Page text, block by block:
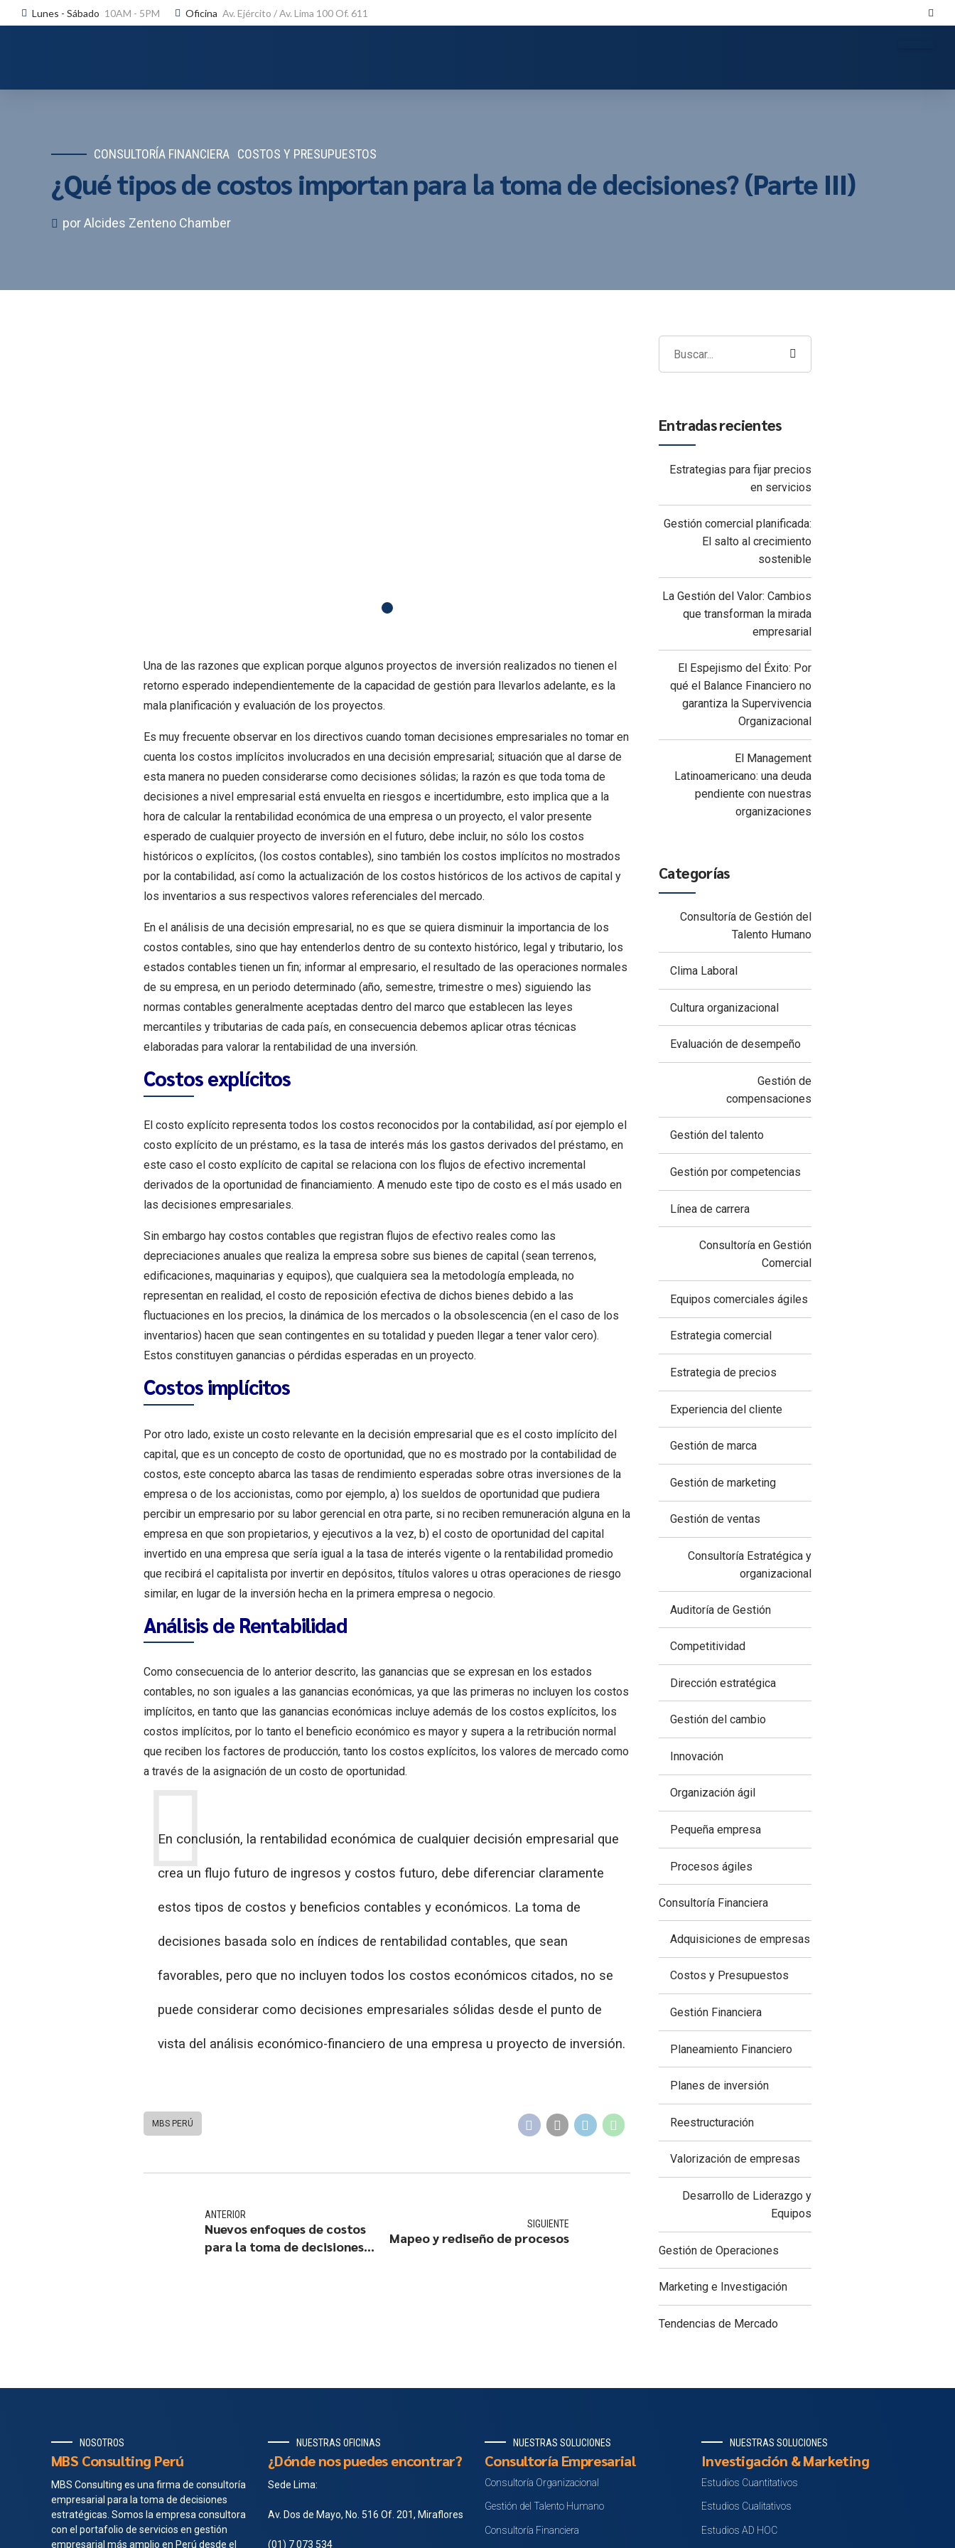
Lunes - Sábado 10AM - 5PM Oficina Av. Ejército / Av. Lima 100 Of. 611
CONSULTORÍA FINANCIERA COSTOS Y PRESUPUESTOS
¿Qué tipos de costos importan para la toma de decisiones? (Parte III)
por Alcides Zenteno Chamber
Una de las razones que explican porque algunos proyectos de inversión realizados no tienen el
retorno esperado independientemente de la capacidad de gestión para llevarlos adelante, es la
mala planificación y evaluación de los proyectos.
Es muy frecuente observar en los directivos cuando toman decisiones empresariales no tomar en
cuenta los costos implícitos involucrados en una decisión empresarial; situación que al darse de
esta manera no pueden considerarse como decisiones sólidas; la razón es que toda toma de
decisiones a nivel empresarial está envuelta en riesgos e incertidumbre, esto implica que a la
hora de calcular la rentabilidad económica de una empresa o un proyecto, el valor presente
esperado de cualquier proyecto de inversión en el futuro, debe incluir, no sólo los costos
históricos o explícitos, (los costos contables), sino también los costos implícitos no mostrados
por la contabilidad, así como la actualización de los costos históricos de los activos de capital y
los inventarios a sus respectivos valores referenciales del mercado.
En el análisis de una decisión empresarial, no es que se quiera disminuir la importancia de los
costos contables, sino que hay entenderlos dentro de su contexto histórico, legal y tributario, los
estados contables tienen un fin; informar al empresario, el resultado de las operaciones normales
de su empresa, en un periodo determinado (año, semestre, trimestre o mes) siguiendo las
normas contables generalmente aceptadas dentro del marco que establecen las leyes
mercantiles y tributarias de cada país, en consecuencia debemos aplicar otras técnicas
elaboradas para valorar la rentabilidad de una inversión.
Costos explícitos
El costo explícito representa todos los costos reconocidos por la contabilidad, así por ejemplo el
costo explícito de un préstamo, es la tasa de interés más los gastos derivados del préstamo, en
este caso el costo explícito de capital se relaciona con los flujos de efectivo incremental
derivados de la oportunidad de financiamiento. A menudo este tipo de costo es el más usado en
las decisiones empresariales.
Sin embargo hay costos contables que registran flujos de efectivo reales como las
depreciaciones anuales que realiza la empresa sobre sus bienes de capital (sean terrenos,
edificaciones, maquinarias y equipos), que cualquiera sea la metodología empleada, no
representan en realidad, el costo de reposición efectiva de dichos bienes debido a las
fluctuaciones en los precios, la dinámica de los mercados o la obsolescencia (en el caso de los
inventarios) hacen que sean contingentes en su totalidad y pueden llegar a tener valor cero).
Estos constituyen ganancias o pérdidas esperadas en un proyecto.
Costos implícitos
Por otro lado, existe un costo relevante en la decisión empresarial que es el costo implícito del
capital, que es un concepto de costo de oportunidad, que no es mostrado por la contabilidad de
costos, este concepto abarca las tasas de rendimiento esperadas sobre otras inversiones de la
empresa o de los accionistas, como por ejemplo, a) los sueldos de oportunidad que pudiera
percibir un empresario por su labor gerencial en otra parte, si no reciben remuneración alguna en la
empresa en que son propietarios, y ejecutivos a la vez, b) el costo de oportunidad del capital
invertido en una empresa que sería igual a la tasa de interés vigente o la rentabilidad promedio
que recibirá el capitalista por invertir en depósitos, títulos valores u otras operaciones de riesgo
similar, en lugar de la inversión hecha en la primera empresa o negocio.
Análisis de Rentabilidad
Como consecuencia de lo anterior descrito, las ganancias que se expresan en los estados
contables, no son iguales a las ganancias económicas, ya que las primeras no incluyen los costos
implícitos, en tanto que las ganancias económicas incluye además de los costos explícitos, los
costos implícitos, por lo tanto el beneficio económico es mayor y supera a la retribución normal
que reciben los factores de producción, tanto los costos explícitos, los valores de mercado como
a través de la asignación de un costo de oportunidad.
En conclusión, la rentabilidad económica de cualquier decisión empresarial que
crea un flujo futuro de ingresos y costos futuro, debe diferenciar claramente
estos tipos de costos y beneficios contables y económicos. La toma de
decisiones basada solo en índices de rentabilidad contables, que sean
favorables, pero que no incluyen todos los costos económicos citados, no se
puede considerar como decisiones empresariales sólidas desde el punto de
vista del análisis económico-financiero de una empresa u proyecto de inversión.
MBS PERÚ
ANTERIOR
Nuevos enfoques de costos
para la toma de decisiones
SIGUIENTE
Mapeo y rediseño de procesos
Entradas recientes
Estrategias para fijar precios
en servicios
Gestión comercial planificada:
El salto al crecimiento
sostenible
La Gestión del Valor: Cambios
que transforman la mirada
empresarial
El Espejismo del Éxito: Por
qué el Balance Financiero no
garantiza la Supervivencia
Organizacional
El Management
Latinoamericano: una deuda
pendiente con nuestras
organizaciones
Categorías
Consultoría de Gestión del
Talento Humano
Clima Laboral
Cultura organizacional
Evaluación de desempeño
Gestión de
compensaciones
Gestión del talento
Gestión por competencias
Línea de carrera
Consultoría en Gestión
Comercial
Equipos comerciales ágiles
Estrategia comercial
Estrategia de precios
Experiencia del cliente
Gestión de marca
Gestión de marketing
Gestión de ventas
Consultoría Estratégica y
organizacional
Auditoría de Gestión
Competitividad
Dirección estratégica
Gestión del cambio
Innovación
Organización ágil
Pequeña empresa
Procesos ágiles
Consultoría Financiera
Adquisiciones de empresas
Costos y Presupuestos
Gestión Financiera
Planeamiento Financiero
Planes de inversión
Reestructuración
Valorización de empresas
Desarrollo de Liderazgo y
Equipos
Gestión de Operaciones
Marketing e Investigación
Tendencias de Mercado
NOSOTROS
MBS Consulting Perú
MBS Consulting es una firma de consultoría
empresarial para la toma de decisiones
estratégicas. Somos la empresa consultora
con el portafolio de servicios en gestión
empresarial más amplio en Perú desde el
NUESTRAS OFICINAS
¿Dónde nos puedes encontrar?
Sede Lima:
Av. Dos de Mayo, No. 516 Of. 201, Miraflores
(01) 7 073 534
NUESTRAS SOLUCIONES
Consultoría Empresarial
Consultoría Organizacional
Gestión del Talento Humano
Consultoría Financiera
NUESTRAS SOLUCIONES
Investigación & Marketing
Estudios Cuantitativos
Estudios Cualitativos
Estudios AD HOC